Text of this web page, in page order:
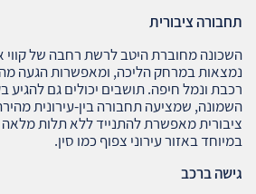
תחבורה ציבורית
השכונה מחוברת היטב לרשת רחבה של קווי
נמצאות במרחק הליכה, ומאפשרות הגעה
רכבת ונמל חיפה. תושבים יכולים גם
השמונה, שמציעה תחבורה בין-עירונית
ציבורית מאפשרת להתנייד ללא תלות
במיוחד באזור עירוני צפוף כמו סין.
גישה ברכב